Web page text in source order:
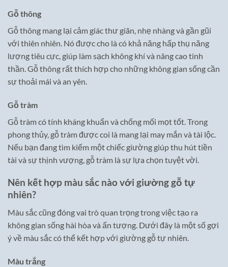
Gỗ thông
Gỗ thông mang lại cảm giác thư giãn, nhẹ nhàng và gần gũi
với thiên nhiên. Nó được cho là có khả năng hấp thụ năng
lượng tiêu cực, giúp làm sạch không khí và nâng cao tinh
thần. Gỗ thông rất thích hợp cho những không gian sống cần
sự thoải mái và an yên.
Gỗ tràm
Gỗ tràm có tính kháng khuẩn và chống mối mọt tốt. Trong
phong thủy, gỗ tràm được coi là mang lại may mắn và tài lộc.
Nếu bạn đang tìm kiếm một chiếc giường giúp thu hút tiền
tài và sự thịnh vượng, gỗ tràm là sự lựa chọn tuyệt vời.
Nên kết hợp màu sắc nào với giường gỗ tự
nhiên?
Màu sắc cũng đóng vai trò quan trọng trong việc tạo ra
không gian sống hài hòa và ấn tượng. Dưới đây là một số gợi
ý về màu sắc có thể kết hợp với giường gỗ tự nhiên.
Màu trắng